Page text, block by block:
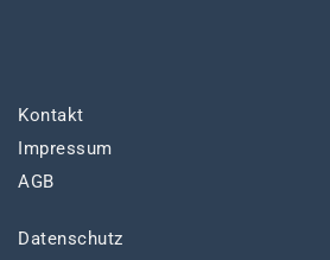
Kontakt
Impressum
AGB
Datenschutz